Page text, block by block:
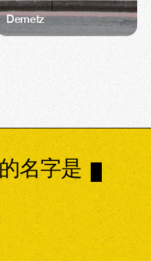
Demetz
名字是